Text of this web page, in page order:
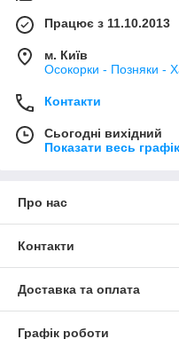
Працює з 11.10.2013
м. Київ
Осокорки - Позняки -
Контакти
Сьогодні вихідний
Показати весь
Про нас
Контакти
Доставка та оплата
Графік роботи